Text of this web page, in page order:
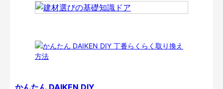
かんたん DAIKEN DIY